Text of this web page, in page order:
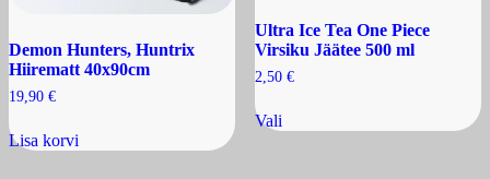
Demon Hunters, Huntrix
Hiirematt 40x90cm
19,90 €
Lisa korvi
Ultra Ice Tea One Piece
Virsiku Jäätee 500 ml
2,50 €
Valitootel